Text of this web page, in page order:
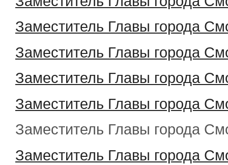
Заместитель Главы города
Заместитель Главы города
Заместитель Главы города
Заместитель Главы города
Заместитель Главы города
Заместитель Главы города